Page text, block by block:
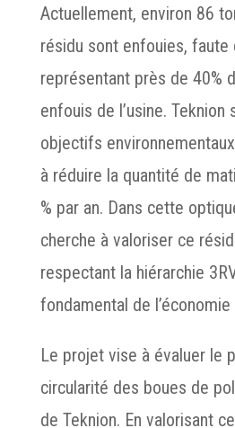
Actuellement, environ 86
résidu sont enfouies, faute
représentant près de 40%
enfouis de l’usine. Teknion
objectifs
à réduire la quantité de
% par an. Dans cette
cherche à valoriser ce
respectant la hiérarchie
fondamental de
Le projet vise à évaluer le
circularité des boues de
de Teknion. En valorisant